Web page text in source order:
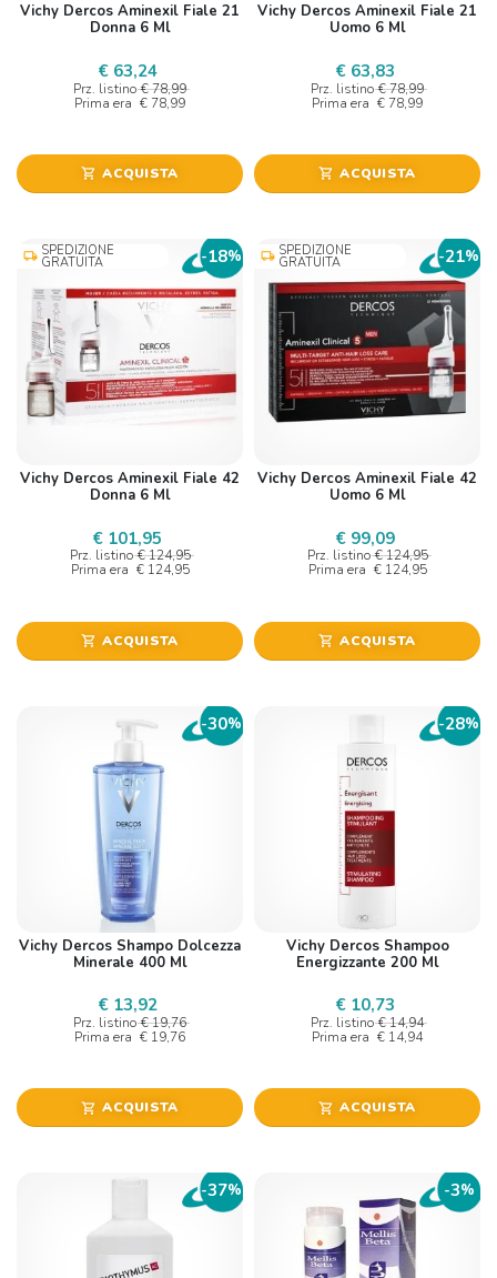
Vichy Dercos Aminexil Fiale 21
Donna 6 Ml
€ 63,24
Prz. listino € 78,99
Prima era € 78,99
shopping_cart ACQUISTA
Vichy Dercos Aminexil Fiale 21
Uomo 6 Ml
€ 63,83
Prz. listino € 78,99
Prima era € 78,99
shopping_cart ACQUISTA
local_shipping SPEDIZIONE
GRATUITA -18%
Vichy Dercos Aminexil Fiale 42
Donna 6 Ml
€ 101,95
Prz. listino € 124,95
Prima era € 124,95
shopping_cart ACQUISTA
local_shipping SPEDIZIONE
GRATUITA -21%
Vichy Dercos Aminexil Fiale 42
Uomo 6 Ml
€ 99,09
Prz. listino € 124,95
Prima era € 124,95
shopping_cart ACQUISTA
-30%
Vichy Dercos Shampo Dolcezza
Minerale 400 Ml
€ 13,92
Prz. listino € 19,76
Prima era € 19,76
shopping_cart ACQUISTA
-28%
Vichy Dercos Shampoo
Energizzante 200 Ml
€ 10,73
Prz. listino € 14,94
Prima era € 14,94
shopping_cart ACQUISTA
-37% -3%